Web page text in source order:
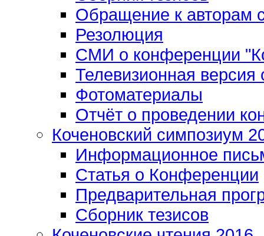
Обращение к авторам
Резолюция
СМИ о конференции
Телевизионная
Фотоматериалы
Отчёт о проведении
Коченовский симпозиум
Информационное
Статья о Конференции
Предварительная
Сборник тезисов